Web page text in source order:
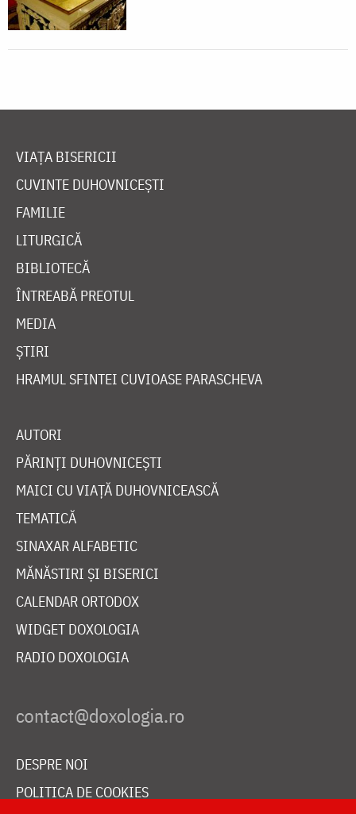
VIAȚA BISERICII
CUVINTE DUHOVNICEȘTI
FAMILIE
LITURGICĂ
BIBLIOTECĂ
ÎNTREABĂ PREOTUL
MEDIA
ȘTIRI
HRAMUL SFINTEI CUVIOASE PARASCHEVA
AUTORI
PĂRINȚI DUHOVNICEȘTI
MAICI CU VIAȚĂ DUHOVNICEASCĂ
TEMATICĂ
SINAXAR ALFABETIC
MĂNĂSTIRI ȘI BISERICI
CALENDAR ORTODOX
WIDGET DOXOLOGIA
RADIO DOXOLOGIA
DESPRE NOI
POLITICA DE COOKIES